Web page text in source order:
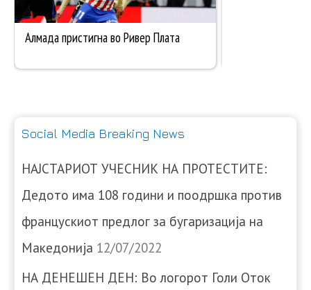
Social Media Breaking News
НАЈСТАРИОТ УЧЕСНИК НА ПРОТЕСТИТЕ:
Дедото има 108 години и поодршка против
францускиот предлог за бугаризација на
Македонија 12/07/2022
НА ДЕНЕШЕН ДЕН: Во логорот Голи Оток